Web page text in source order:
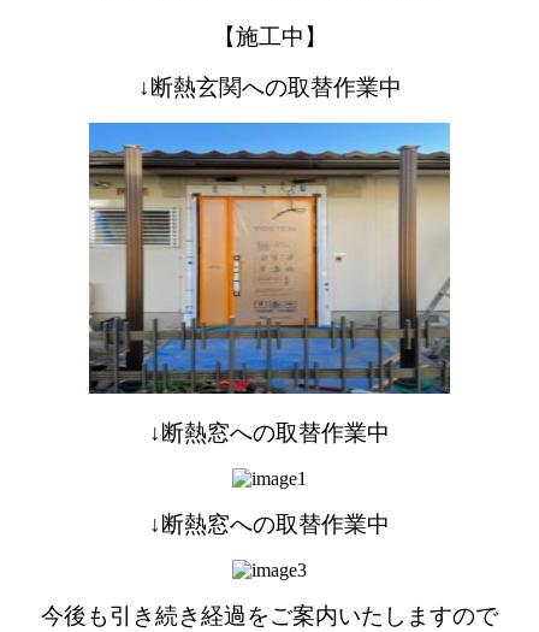
【施工中 】
↓断熱玄関への取替作業中
↓断熱窓への取替作業中
↓断熱窓への取替作業中
今後も引き続き経過をご案内いたしますので